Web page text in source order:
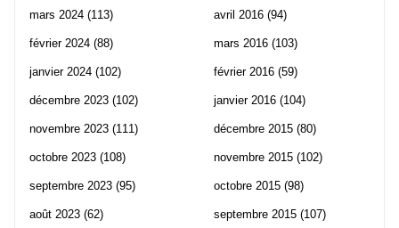
mars 2024 (113)
février 2024 (88)
janvier 2024 (102)
décembre 2023 (102)
novembre 2023 (111)
octobre 2023 (108)
septembre 2023 (95)
août 2023 (62)
avril 2016 (94)
mars 2016 (103)
février 2016 (59)
janvier 2016 (104)
décembre 2015 (80)
novembre 2015 (102)
octobre 2015 (98)
septembre 2015 (107)